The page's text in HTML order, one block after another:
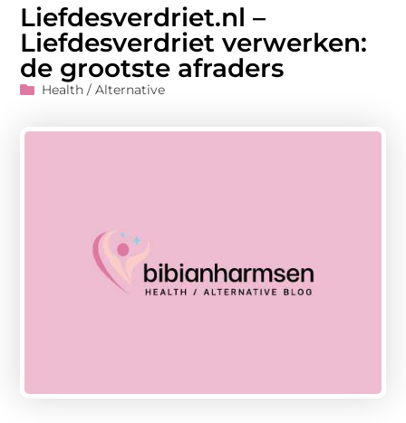
Liefdesverdriet.nl –
Liefdesverdriet verwerken:
de grootste afraders
Health / Alternative